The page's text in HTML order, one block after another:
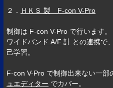
２． ＨＫＳ 製 F-con V-Pro
制御は F-con V-Pro で行います。
ワイドバンド A/F 計 との連携で
己学習。
F-con V-Pro で制御出来ない一部
ュエディター でカバー。